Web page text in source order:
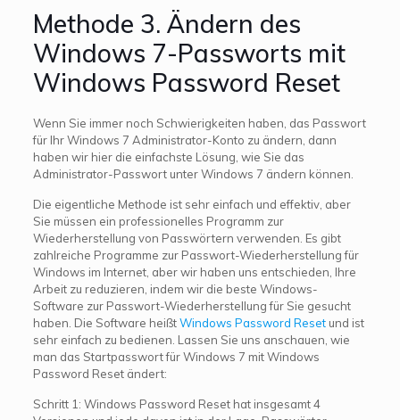
Methode 3. Ändern des
Windows 7-Passworts mit
Windows Password Reset
Wenn Sie immer noch Schwierigkeiten haben, das Passwort
für Ihr Windows 7 Administrator-Konto zu ändern, dann
haben wir hier die einfachste Lösung, wie Sie das
Administrator-Passwort unter Windows 7 ändern können.
Die eigentliche Methode ist sehr einfach und effektiv, aber
Sie müssen ein professionelles Programm zur
Wiederherstellung von Passwörtern verwenden. Es gibt
zahlreiche Programme zur Passwort-Wiederherstellung für
Windows im Internet, aber wir haben uns entschieden, Ihre
Arbeit zu reduzieren, indem wir die beste Windows-
Software zur Passwort-Wiederherstellung für Sie gesucht
haben. Die Software heißtWindows Password Resetund ist
sehr einfach zu bedienen. Lassen Sie uns anschauen, wie
man das Startpasswort für Windows 7 mit Windows
Password Reset ändert:
Schritt 1: Windows Password Reset hat insgesamt 4